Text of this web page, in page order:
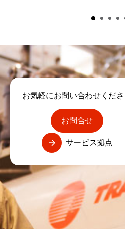
お気軽にお問い合わせくだ
お問合せ
サービス拠点